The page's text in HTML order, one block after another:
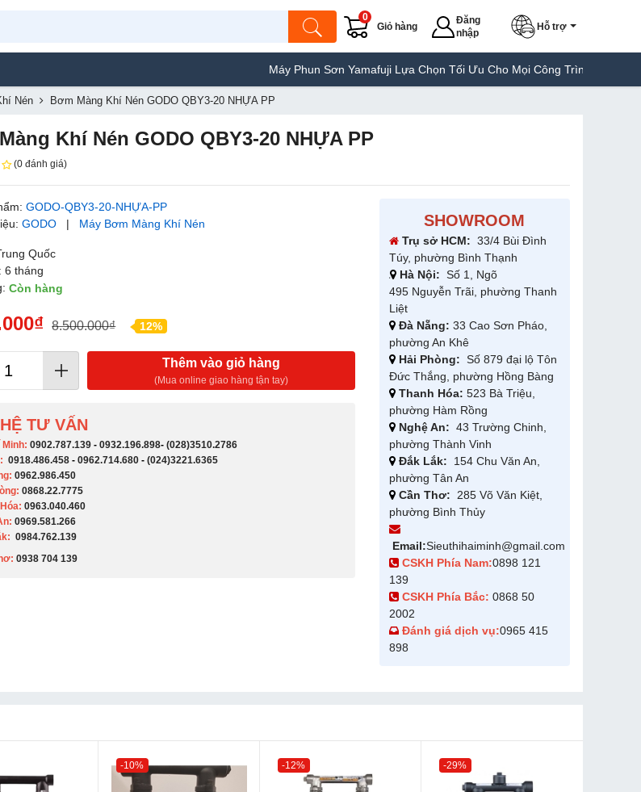
Giỏ hàng
0
Đăng
nhập
Hỗ trợ
Máy Phun Sơn Yamafuji Lựa Chọn Tối Ưu Cho Mọi Công Trình Máy Hàn Túi
Nén Bơm Màng Khí Nén GODO QBY3-20 NHỰA PP
Khí Nén GODO QBY3-20 NHỰA PP
(0 đánh giá)
GODO-QBY3-20-NHỰA-PP
GODO | Máy Bơm Màng Khí Nén
Quốc
6 tháng
Còn hàng
8.500.000₫ 12%
Thêm vào giỏ hàng
(Mua online giao hàng tận tay)
TƯ VẤN
Minh:0902.787.139 -0932.196.898-(028)3510.2786
0918.486.458 -0962.714.680 -(024)3221.6365
0962.986.450
0868.22.7775
Hóa:0963.040.460
0969.581.266
0984.762.139
0938 704 139​
SHOWROOM
Trụ sở HCM: 33/4 Bùi Đình
Túy, phường Bình Thạnh
Hà Nội: Số 1, Ngõ
495 Nguyễn Trãi, phường Thanh
Liệt
Đà Nẵng: 33 Cao Sơn Pháo,
phường An Khê
Hải Phòng: Số 879 đại lộ Tôn
Đức Thắng, phường Hồng Bàng
Thanh Hóa: 523 Bà Triệu,
phường Hàm Rồng
Nghệ An: 43 Trường Chinh,
phường Thành Vinh
Đắk Lắk: 154 Chu Văn An,
phường Tân An
Cần Thơ: 285 Võ Văn Kiệt,
phường Bình Thủy
Email:Sieuthihaiminh@gmail.com
CSKH Phía Nam:0898 121
139
CSKH Phía Bắc: 0868 50
2002
Đánh giá dịch vụ:0965 415
898
-10% -12% -29%